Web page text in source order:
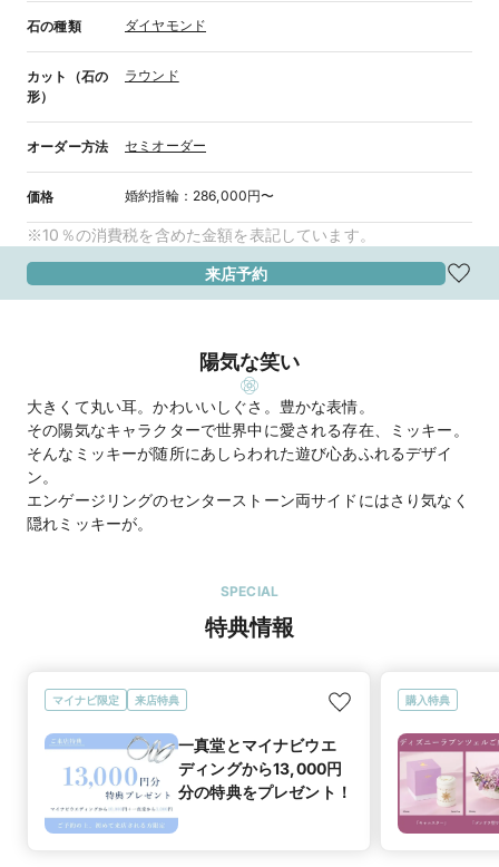
石の種類 ダイヤモンド
カット（石の
形）
ラウンド
オーダー方法 セミオーダー
価格 婚約指輪： 286,000円〜
※10％の消費税を含めた金額を表記しています。
来店予約
陽気な笑い
大きくて丸い耳。かわいいしぐさ。豊かな表情。
その陽気なキャラクターで世界中に愛される存在、ミッキー。
そんなミッキーが随所にあしらわれた遊び心あふれるデザイ
ン。
エンゲージリングのセンターストーン両サイドにはさり気なく
隠れミッキーが。
SPECIAL
特典情報
マイナビ限定 来店特典
一真堂とマイナビウエ
ディングから13,000円
分の特典をプレゼント！
購入特典